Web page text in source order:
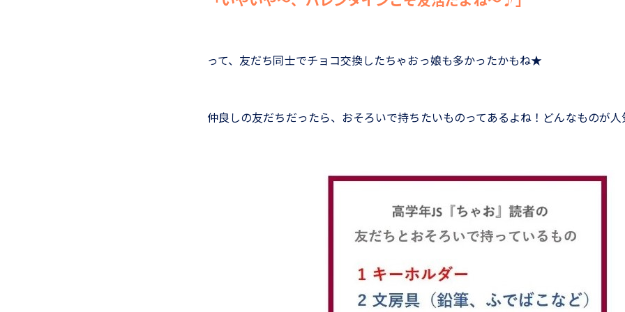
って、友だち同士でチョコ交換したちゃおっ娘も多かったかもね★
仲良しの友だちだったら、おそろいで持ちたいものってあるよね！どんなものが人